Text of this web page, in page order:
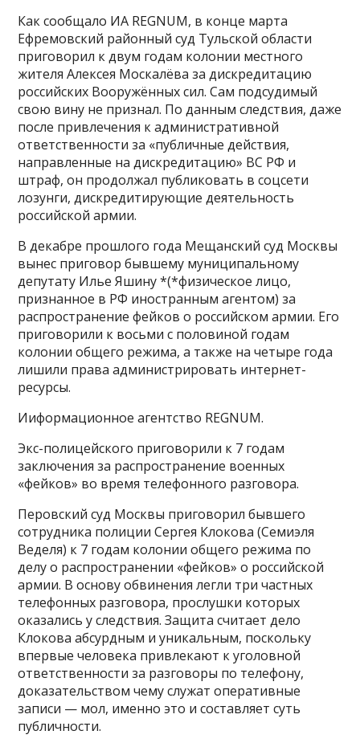
Как сообщало ИА REGNUM, в конце марта
Ефремовский районный суд Тульской области
приговорил к двум годам колонии местного
жителя Алексея Москалёва за дискредитацию
российских Вооружённых сил. Сам подсудимый
свою вину не признал. По данным следствия, даже
после привлечения к административной
ответственности за «публичные действия,
направленные на дискредитацию» ВС РФ и
штраф, он продолжал публиковать в соцсети
лозунги, дискредитирующие деятельность
российской армии.
В декабре прошлого года Мещанский суд Москвы
вынес приговор бывшему муниципальному
депутату Илье Яшину *(*физическое лицо,
признанное в РФ иностранным агентом) за
распространение фейков о российском армии. Его
приговорили к восьми с половиной годам
колонии общего режима, а также на четыре года
лишили права администрировать интернет-
ресурсы.
Ииформационное агентство REGNUM.
Экс-полицейского приговорили к 7 годам
заключения за распространение военных
«фейков» во время телефонного разговора.
Перовский суд Москвы приговорил бывшего
сотрудника полиции Сергея Клокова (Семиэля
Веделя) к 7 годам колонии общего режима по
делу о распространении «фейков» о российской
армии. В основу обвинения легли три частных
телефонных разговора, прослушки которых
оказались у следствия. Защита считает дело
Клокова абсурдным и уникальным, поскольку
впервые человека привлекают к уголовной
ответственности за разговоры по телефону,
доказательством чему служат оперативные
записи — мол, именно это и составляет суть
публичности.